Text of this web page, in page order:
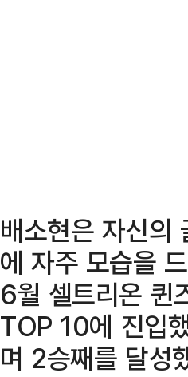
배소현은 자신의
에 자주 모습을
6월 셀트리온 퀸
TOP 10에 진입
며 2승째를 달성